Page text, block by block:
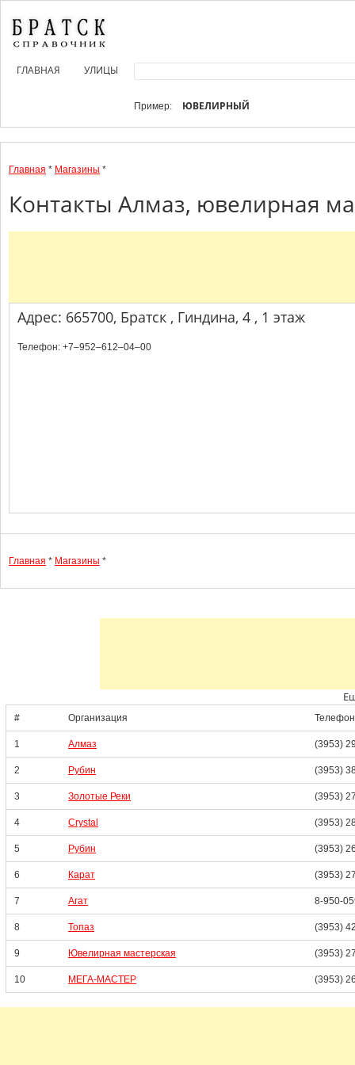
ГЛАВНАЯ УЛИЦЫ
Пример: ЮВЕЛИРНЫЙ
Главная * Магазины *
Контакты Алмаз, ювелирная
Адрес: 665700, Братск , Гиндина, 4 , 1 этаж
Телефон: +7‒952‒612‒04‒00
Главная * Магазины *
# Организация Телефон
1 Алмаз (3953)
2 Рубин (3953)
3 Золотые Реки (3953)
4 Crystal (3953)
5 Рубин (3953)
6 Карат (3953)
7 Агат 8-950-
8 Топаз (3953)
9 Ювелирная мастерская (3953)
10 МЕГА-МАСТЕР (3953)